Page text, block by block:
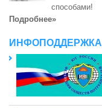
способами!
Подробнее»
ИНФОПОДДЕРЖКА